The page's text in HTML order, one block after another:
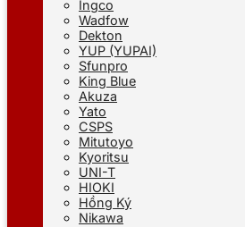
Ingco
Wadfow
Dekton
YUP (YUPAI)
Sfunpro
King Blue
Akuza
Yato
CSPS
Mitutoyo
Kyoritsu
UNI-T
HIOKI
Hồng Ký
Nikawa